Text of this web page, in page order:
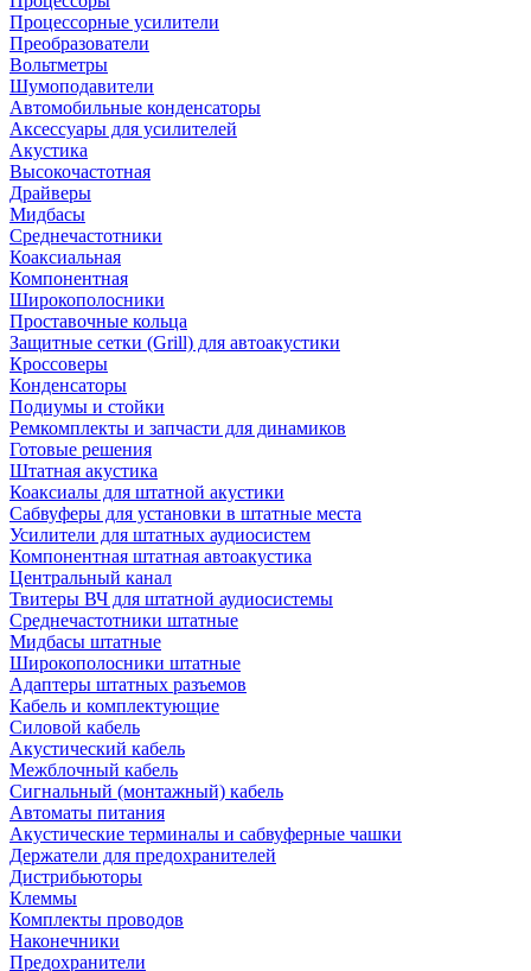
Процессорные усилители
Преобразователи
Вольтметры
Шумоподавители
Автомобильные конденсаторы
Аксессуары для усилителей
Акустика
Высокочастотная
Драйверы
Мидбасы
Среднечастотники
Коаксиальная
Компонентная
Широкополосники
Проставочные кольца
Защитные сетки (Grill) для автоакустики
Кроссоверы
Конденсаторы
Подиумы и стойки
Ремкомплекты и запчасти для динамиков
Готовые решения
Штатная акустика
Коаксиалы для штатной акустики
Сабвуферы для установки в штатные места
Усилители для штатных аудиосистем
Компонентная штатная автоакустика
Центральный канал
Твитеры ВЧ для штатной аудиосистемы
Среднечастотники штатные
Мидбасы штатные
Широкополосники штатные
Адаптеры штатных разъемов
Кабель и комплектующие
Силовой кабель
Акустический кабель
Межблочный кабель
Сигнальный (монтажный) кабель
Автоматы питания
Акустические терминалы и сабвуферные чашки
Держатели для предохранителей
Дистрибьюторы
Клеммы
Комплекты проводов
Наконечники
Предохранители